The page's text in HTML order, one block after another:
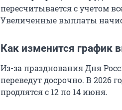
пересчитывается с учетом
Увеличенные выплаты
Как изменится график
Из-за празднования Дня
переведут досрочно. В 2026
продлятся с 12 по 14 июня.